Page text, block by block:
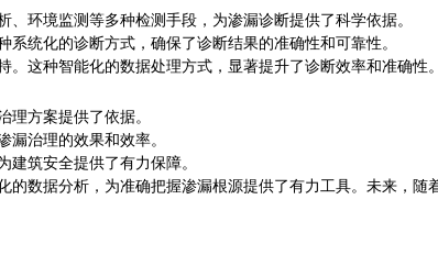
环境监测等多种检测手段，为渗漏诊断提供了科学依据。
统化的诊断方式，确保了诊断结果的准确性和可靠性。
这种智能化的数据处理方式，显著提升了诊断效率和准确性。
方案提供了依据。
治理的效果和效率。
筑安全提供了有力保障。
数据分析，为准确把握渗漏根源提供了有力工具。未来，随